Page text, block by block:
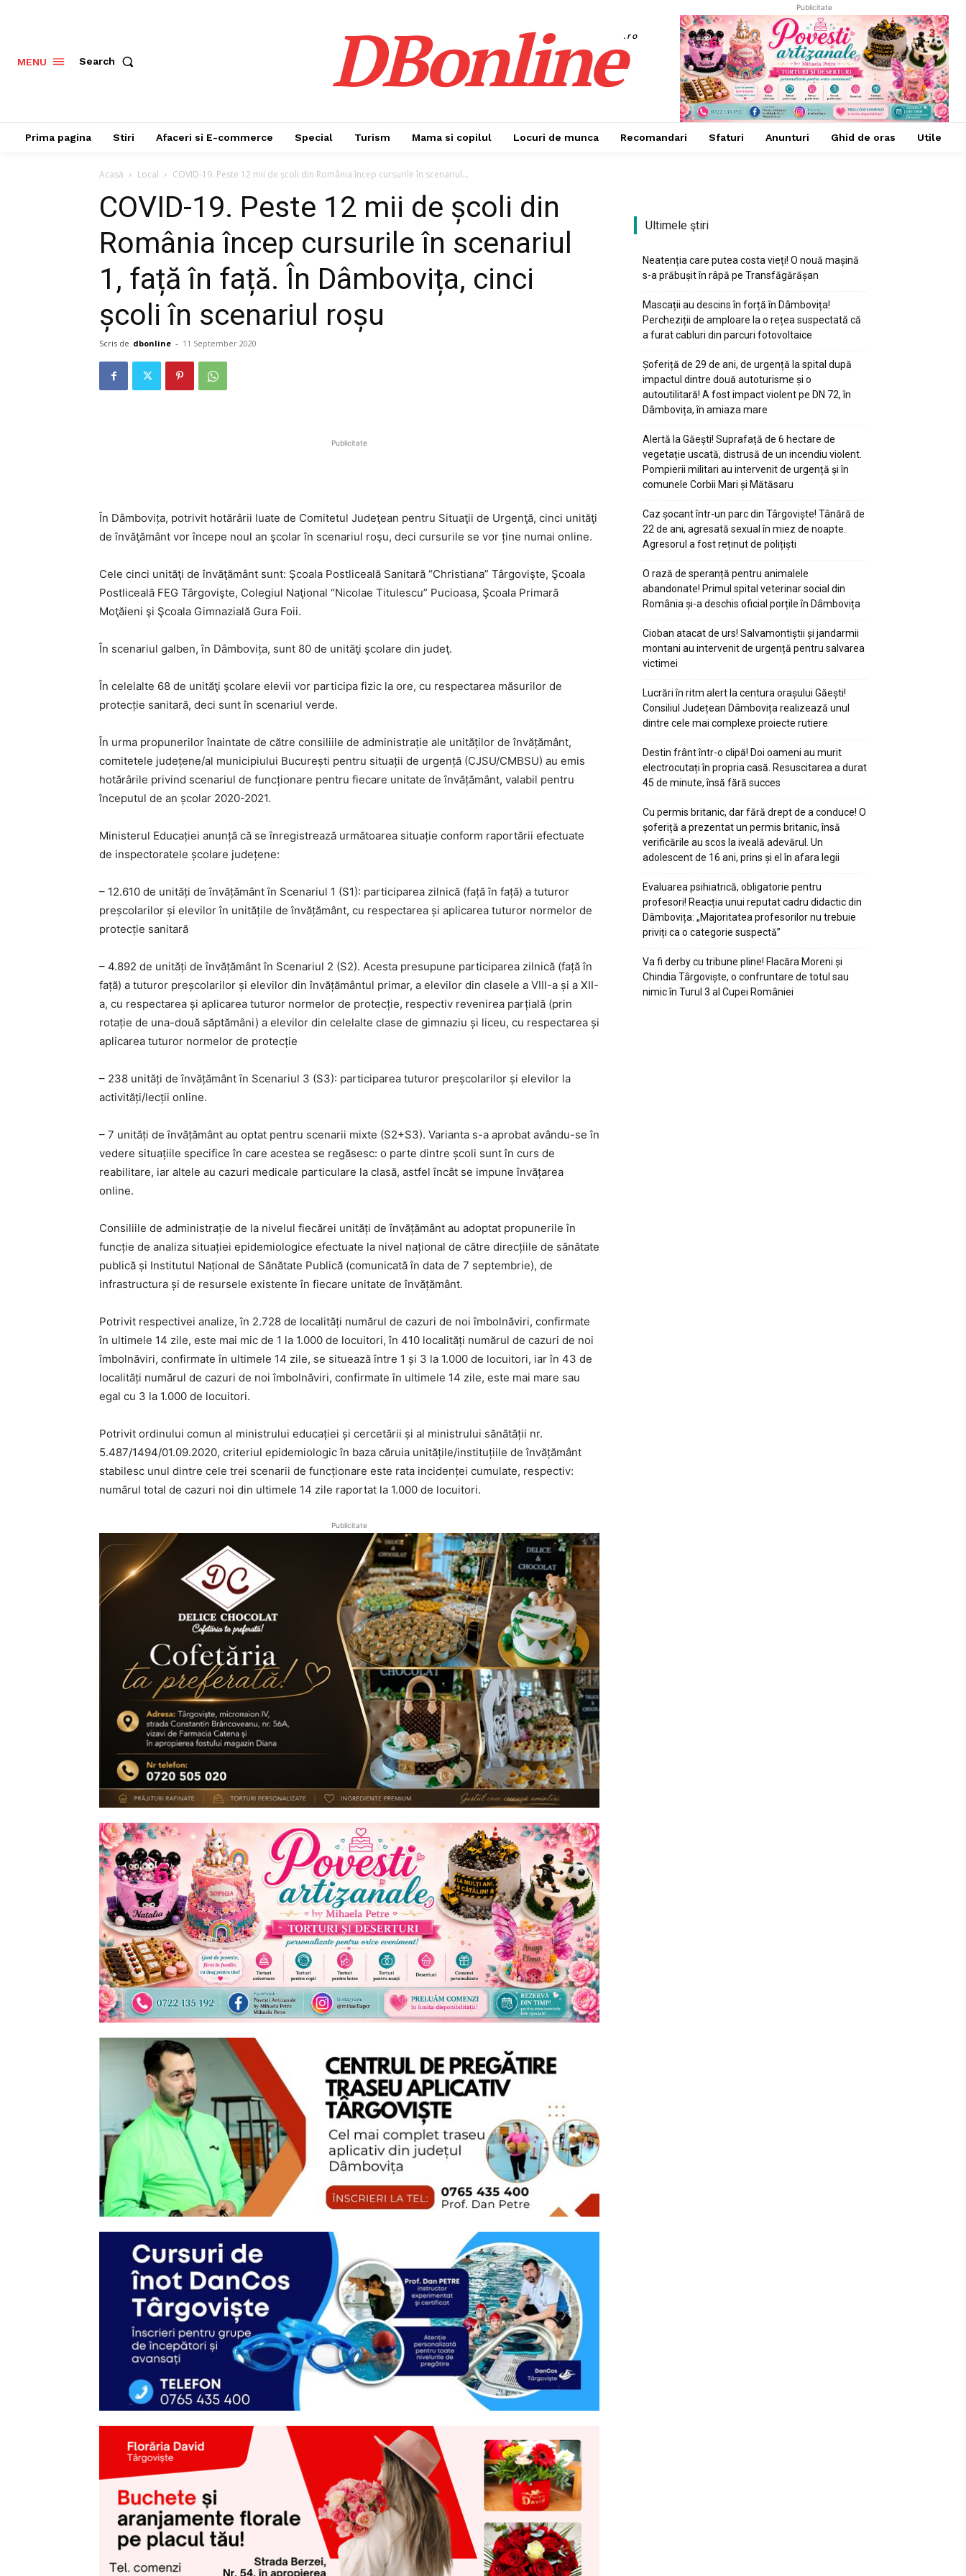
MENU Search DBonline.ro
Publicitate
Prima pagina Stiri Afaceri si E-commerce Special Turism Mama si copilul Locuri de munca Recomandari Sfaturi Anunturi Ghid de oras Utile
Acasă Local COVID-19. Peste 12 mii de școli din România încep cursurile în scenariul...
COVID-19. Peste 12 mii de școli din
România încep cursurile în scenariul
1, față în față. În Dâmbovița, cinci
școli în scenariul roșu
Scris de dbonline - 11 September 2020
Publicitate
În Dâmbovița, potrivit hotărârii luate de Comitetul Judeţean pentru Situaţii de Urgenţă, cinci unităţi
de învăţământ vor începe noul an şcolar în scenariul roşu, deci cursurile se vor ține numai online.
Cele cinci unităţi de învăţământ sunt: Şcoala Postliceală Sanitară “Christiana” Târgovişte, Şcoala
Postliceală FEG Târgovişte, Colegiul Naţional “Nicolae Titulescu” Pucioasa, Şcoala Primară
Moţăieni şi Şcoala Gimnazială Gura Foii.
În scenariul galben, în Dâmbovița, sunt 80 de unităţi şcolare din judeţ.
În celelalte 68 de unităţi şcolare elevii vor participa fizic la ore, cu respectarea măsurilor de
protecție sanitară, deci sunt în scenariul verde.
În urma propunerilor înaintate de către consiliile de administrație ale unităților de învățământ,
comitetele județene/al municipiului București pentru situații de urgență (CJSU/CMBSU) au emis
hotărârile privind scenariul de funcționare pentru fiecare unitate de învățământ, valabil pentru
începutul de an școlar 2020-2021.
Ministerul Educației anunță că se înregistrează următoarea situație conform raportării efectuate
de inspectoratele școlare județene:
– 12.610 de unități de învățământ în Scenariul 1 (S1): participarea zilnică (față în față) a tuturor
preșcolarilor și elevilor în unitățile de învățământ, cu respectarea și aplicarea tuturor normelor de
protecție sanitară
– 4.892 de unități de învățământ în Scenariul 2 (S2). Acesta presupune participarea zilnică (față în
față) a tuturor preșcolarilor și elevilor din învățământul primar, a elevilor din clasele a VIII-a și a XII-
a, cu respectarea și aplicarea tuturor normelor de protecție, respectiv revenirea parțială (prin
rotație de una-două săptămâni) a elevilor din celelalte clase de gimnaziu și liceu, cu respectarea și
aplicarea tuturor normelor de protecție
– 238 unități de învățământ în Scenariul 3 (S3): participarea tuturor preșcolarilor și elevilor la
activități/lecții online.
– 7 unități de învățământ au optat pentru scenarii mixte (S2+S3). Varianta s-a aprobat avându-se în
vedere situațiile specifice în care acestea se regăsesc: o parte dintre școli sunt în curs de
reabilitare, iar altele au cazuri medicale particulare la clasă, astfel încât se impune învățarea
online.
Consiliile de administrație de la nivelul fiecărei unități de învățământ au adoptat propunerile în
funcție de analiza situației epidemiologice efectuate la nivel național de către direcțiile de sănătate
publică și Institutul Național de Sănătate Publică (comunicată în data de 7 septembrie), de
infrastructura și de resursele existente în fiecare unitate de învățământ.
Potrivit respectivei analize, în 2.728 de localități numărul de cazuri de noi îmbolnăviri, confirmate
în ultimele 14 zile, este mai mic de 1 la 1.000 de locuitori, în 410 localități numărul de cazuri de noi
îmbolnăviri, confirmate în ultimele 14 zile, se situează între 1 și 3 la 1.000 de locuitori, iar în 43 de
localități numărul de cazuri de noi îmbolnăviri, confirmate în ultimele 14 zile, este mai mare sau
egal cu 3 la 1.000 de locuitori.
Potrivit ordinului comun al ministrului educației și cercetării și al ministrului sănătății nr.
5.487/1494/01.09.2020, criteriul epidemiologic în baza căruia unitățile/instituțiile de învățământ
stabilesc unul dintre cele trei scenarii de funcționare este rata incidenței cumulate, respectiv:
numărul total de cazuri noi din ultimele 14 zile raportat la 1.000 de locuitori.
Publicitate
Ultimele ştiri
Neatenția care putea costa vieți! O nouă mașină
s-a prăbușit în râpă pe Transfăgărășan
Mascații au descins în forță în Dâmbovița!
Percheziții de amploare la o rețea suspectată că
a furat cabluri din parcuri fotovoltaice
Șoferiță de 29 de ani, de urgență la spital după
impactul dintre două autoturisme și o
autoutilitară! A fost impact violent pe DN 72, în
Dâmbovița, în amiaza mare
Alertă la Găești! Suprafață de 6 hectare de
vegetație uscată, distrusă de un incendiu violent.
Pompierii militari au intervenit de urgență și în
comunele Corbii Mari și Mătăsaru
Caz șocant într-un parc din Târgoviște! Tânără de
22 de ani, agresată sexual în miez de noapte.
Agresorul a fost reținut de polițiști
O rază de speranță pentru animalele
abandonate! Primul spital veterinar social din
România și-a deschis oficial porțile în Dâmbovița
Cioban atacat de urs! Salvamontiștii și jandarmii
montani au intervenit de urgență pentru salvarea
victimei
Lucrări în ritm alert la centura orașului Găești!
Consiliul Județean Dâmbovița realizează unul
dintre cele mai complexe proiecte rutiere
Destin frânt într-o clipă! Doi oameni au murit
electrocutați în propria casă. Resuscitarea a durat
45 de minute, însă fără succes
Cu permis britanic, dar fără drept de a conduce! O
șoferiță a prezentat un permis britanic, însă
verificările au scos la iveală adevărul. Un
adolescent de 16 ani, prins și el în afara legii
Evaluarea psihiatrică, obligatorie pentru
profesori! Reacția unui reputat cadru didactic din
Dâmbovița: „Majoritatea profesorilor nu trebuie
priviți ca o categorie suspectă”
Va fi derby cu tribune pline! Flacăra Moreni și
Chindia Târgoviște, o confruntare de totul sau
nimic în Turul 3 al Cupei României